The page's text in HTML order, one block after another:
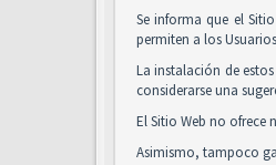
Se informa que el
permiten a los
La instalación de
considerarse una
El Sitio Web no ofrece
Asimismo, tampoco